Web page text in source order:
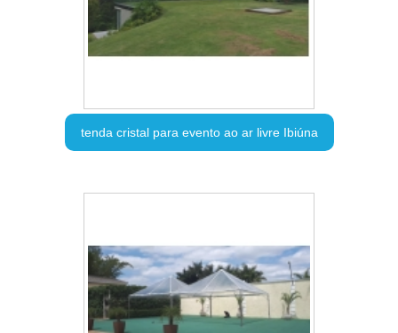
tenda cristal para evento ao ar livre Ibiúna